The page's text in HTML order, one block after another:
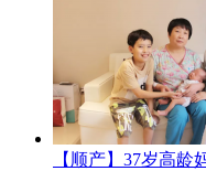
【顺产】37岁高